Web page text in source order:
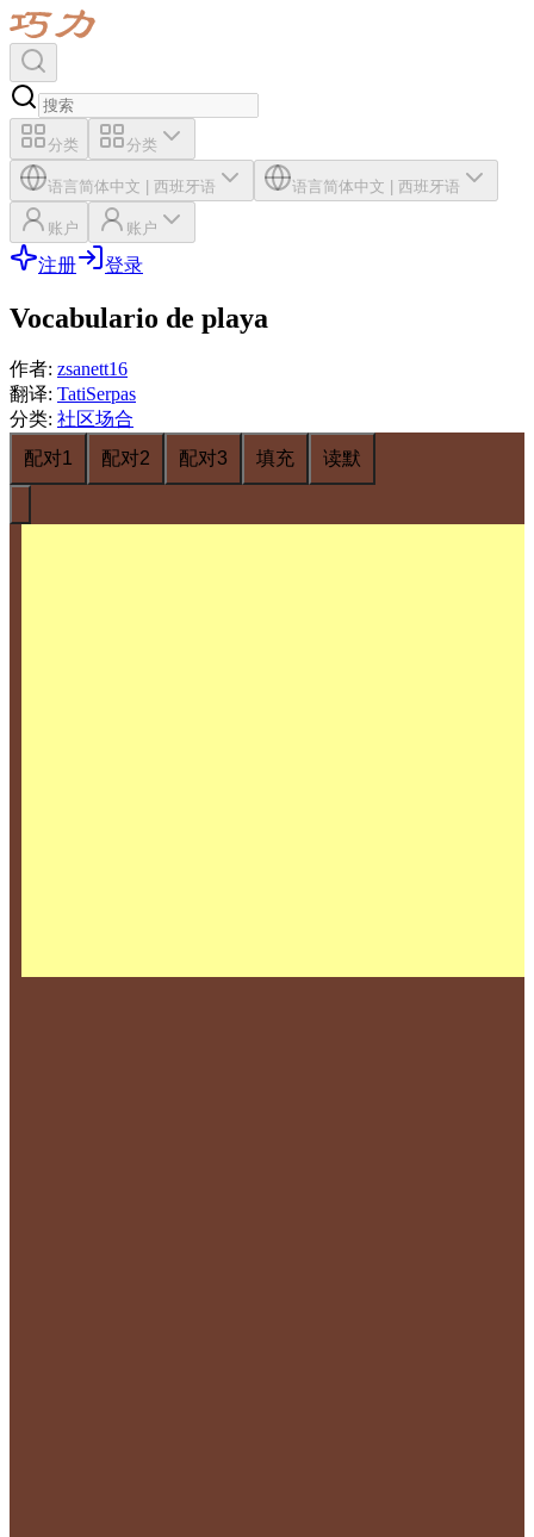
分类 分类
语言简体中文 | 西班牙语 语言简体中文 | 西班牙语
账户 账户
注册 登录
Vocabulario de playa
作者: zsanett16
翻译: TatiSerpas
分类: 社区场合
配对1
配对2 配对3 填充 读默